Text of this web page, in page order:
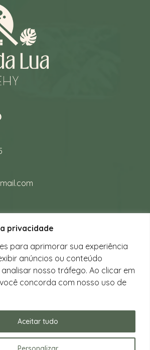
privacidade
para aprimorar sua experiência
anúncios ou conteúdo
nosso tráfego. Ao clicar em
concorda com nosso uso de
Aceitar tudo
Juquehy.
Juquehy